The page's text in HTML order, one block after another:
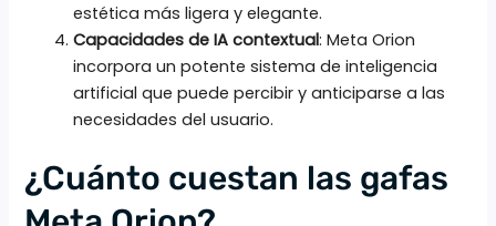
estética más ligera y elegante.
Capacidades de IA contextual: Meta Orion
incorpora un potente sistema de inteligencia
artificial que puede percibir y anticiparse a las
necesidades del usuario.
¿Cuánto cuestan las gafas